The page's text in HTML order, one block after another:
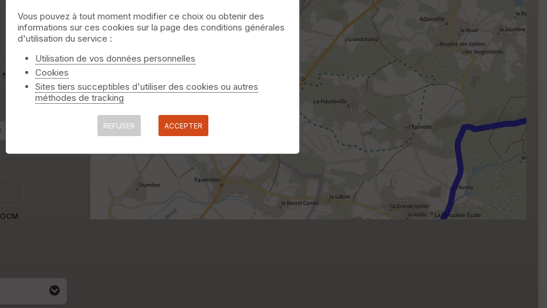
%
OCM
Vous pouvez à tout moment modifier ce choix ou obtenir des
informations sur ces cookies sur la page des conditions générales
d'utilisation du service :
Utilisation de vos données personnelles
Cookies
Sites tiers succeptibles d'utiliser des cookies ou autres
méthodes de tracking
REFUSER ACCEPTER